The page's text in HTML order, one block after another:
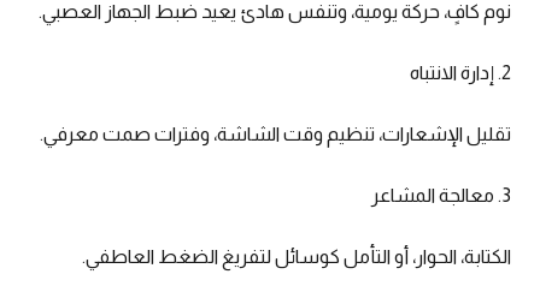
نوم كافٍ، حركة يومية، وتنفس هادئ يعيد ضبط الجهاز العصبي.
2. إدارة الانتباه
تقليل الإشعارات، تنظيم وقت الشاشة، وفترات صمت معرفي.
3. معالجة المشاعر
الكتابة، الحوار، أو التأمل كوسائل لتفريغ الضغط العاطفي.